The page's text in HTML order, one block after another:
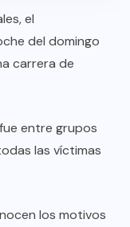
el
del domingo
carrera de
entre grupos
las víctimas
los motivos